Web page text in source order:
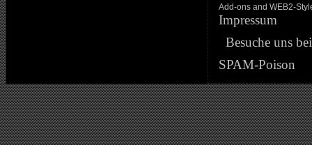
Add-ons and WEB2-
Impressum
Besuche uns
SPAM-Poison